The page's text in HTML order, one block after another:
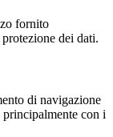
fornito
dei dati.
di navigazione
principalmente con i